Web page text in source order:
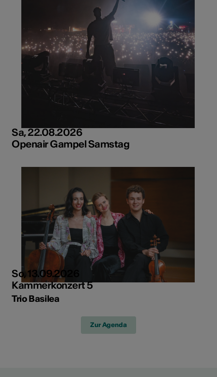
Sa, 22.08.2026
Openair Gampel Samstag
So, 13.09.2026
Kammerkonzert 5
Trio Basilea
Zur Agenda